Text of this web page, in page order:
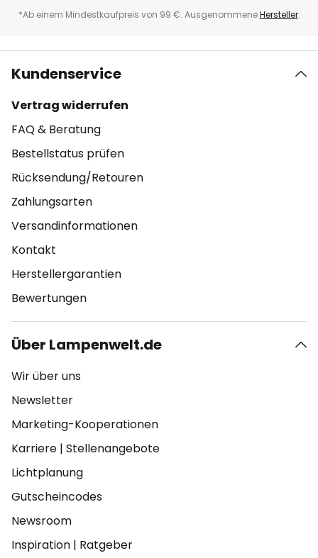
*Ab einem Mindestkaufpreis von 99 €. AusgenommeneHersteller.
Kundenservice
Vertrag widerrufen
FAQ & Beratung
Bestellstatus prüfen
Rücksendung/Retouren
Zahlungsarten
Versandinformationen
Kontakt
Herstellergarantien
Bewertungen
Über Lampenwelt.de
Wir über uns
Newsletter
Marketing-Kooperationen
Karriere | Stellenangebote
Lichtplanung
Gutscheincodes
Newsroom
Inspiration | Ratgeber